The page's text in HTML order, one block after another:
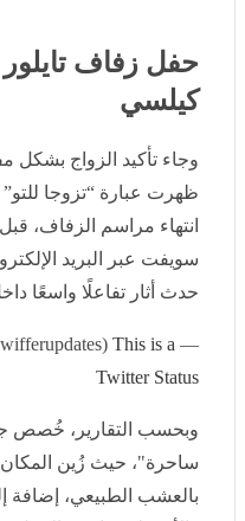
كيلسي
وجاء تأكيد الزواج بشكل
عبارة “تزوجا للتو” على
الزفاف، قبل أن يعلن
الإلكتروني إتمام الزواج
داخل القاعة وخارجها.
— Taylor Swift Updates ???? (@swifferupdates)
This is a
Twitter Status
وبحسب التقارير، خُصص
ساحرة"، حيث زُين
بالعشب الطبيعي، إضافة
والأنشطة، ما منح الحفل